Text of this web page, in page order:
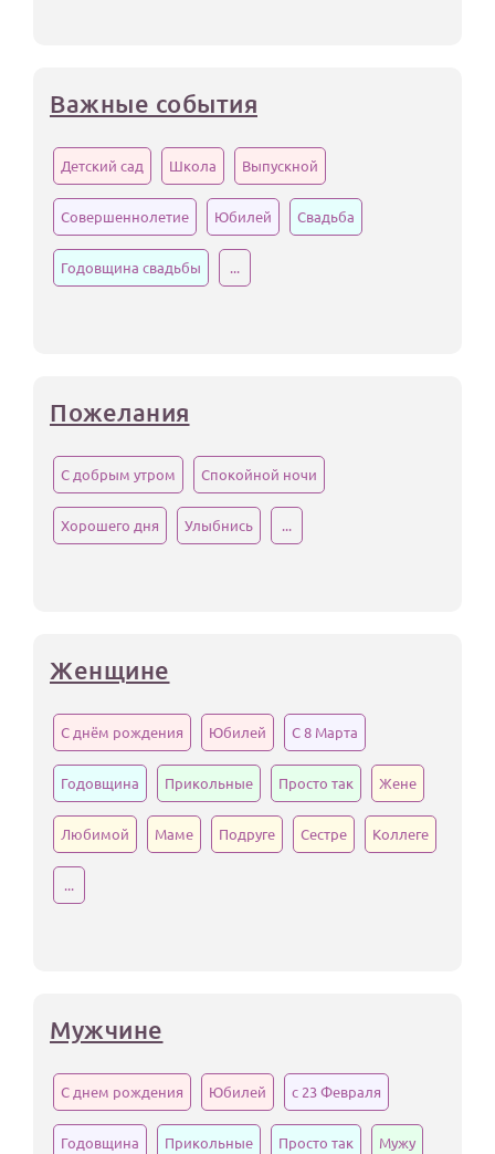
Важные события
Детский сад Школа Выпускной
Совершеннолетие Юбилей Свадьба
Годовщина свадьбы ...
Пожелания
С добрым утром Спокойной ночи
Хорошего дня Улыбнись ...
Женщине
С днём рождения Юбилей С 8 Марта
Годовщина Прикольные Просто так Жене
Любимой Маме Подруге Сестре Коллеге
...
Мужчине
С днем рождения Юбилей с 23 Февраля
Годовщина Прикольные Просто так Мужу